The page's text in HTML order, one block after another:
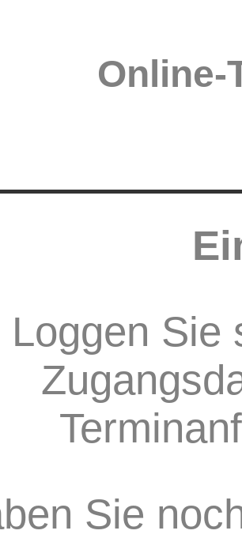
Online-
Loggen Sie
Sie